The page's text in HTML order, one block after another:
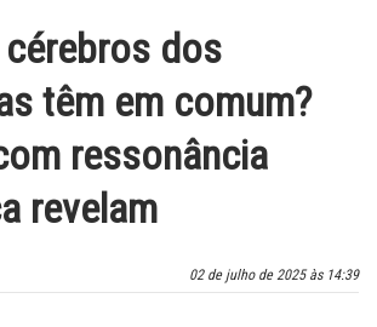
dos
têm em comum?
ressonância
revelam
02 de julho de 2025 às 14:39